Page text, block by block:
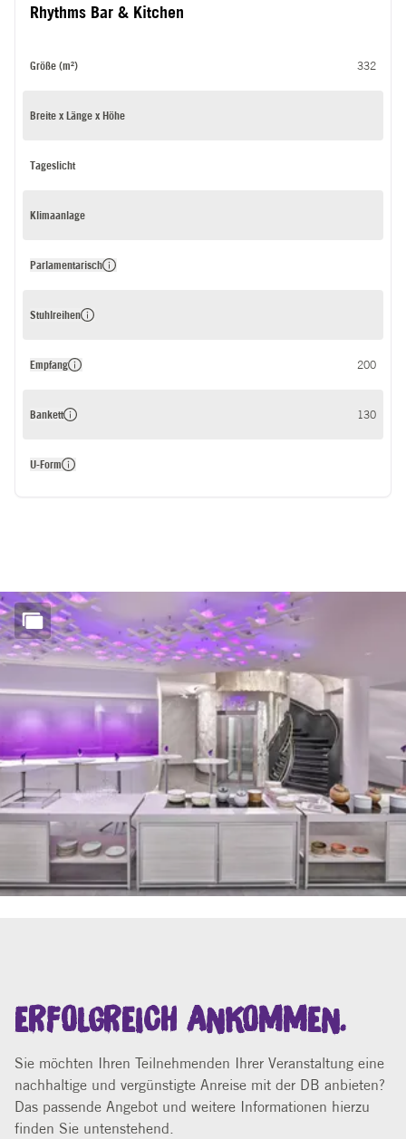
Rhythms Bar & Kitchen
Größe (m²) 332
Breite x Länge x Höhe
Tageslicht
Klimaanlage
Parlamentarisch
Stuhlreihen
Empfang 200
Bankett 130
U-Form
ERFOLGREICH ANKOMMEN.
Sie möchten Ihren Teilnehmenden Ihrer Veranstaltung eine
nachhaltige und vergünstigte Anreise mit der DB anbieten?
Das passende Angebot und weitere Informationen hierzu
finden Sie untenstehend.